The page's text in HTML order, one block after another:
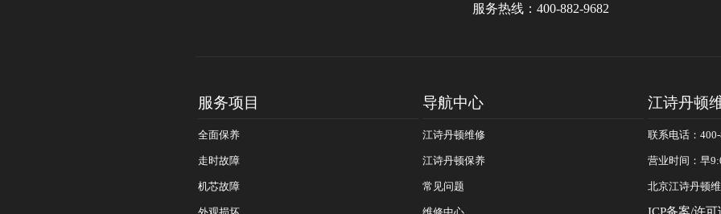
服务热线： 400-882-9682
服务项目
全面保养
走时故障
机芯故障
导航中心
江诗丹顿维修
江诗丹顿保养
常见问题
江诗丹顿
联系电话：
营业时间：早
北京江诗丹顿